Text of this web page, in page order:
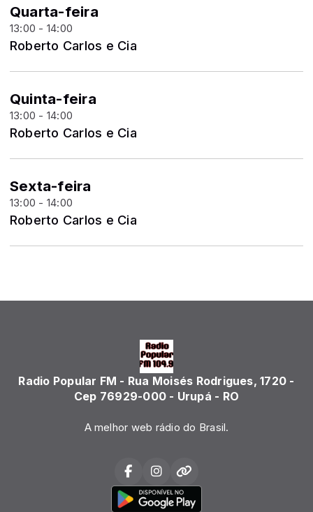
Quarta-feira
13:00 - 14:00
Roberto Carlos e Cia
Quinta-feira
13:00 - 14:00
Roberto Carlos e Cia
Sexta-feira
13:00 - 14:00
Roberto Carlos e Cia
Radio Popular FM - Rua Moisés Rodrigues, 1720 -
Cep 76929-000 - Urupá - RO
A melhor web rádio do Brasil.